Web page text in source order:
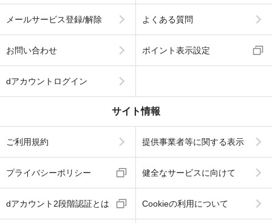
メールサービス登録/解除 よくある質問
お問い合わせ ポイント表示設定
dアカウントログイン
サイト情報
ご利用規約 提供事業者等に関する表示
プライバシーポリシー 健全なサービスに向けて
dアカウント2段階認証とは Cookieの利用について